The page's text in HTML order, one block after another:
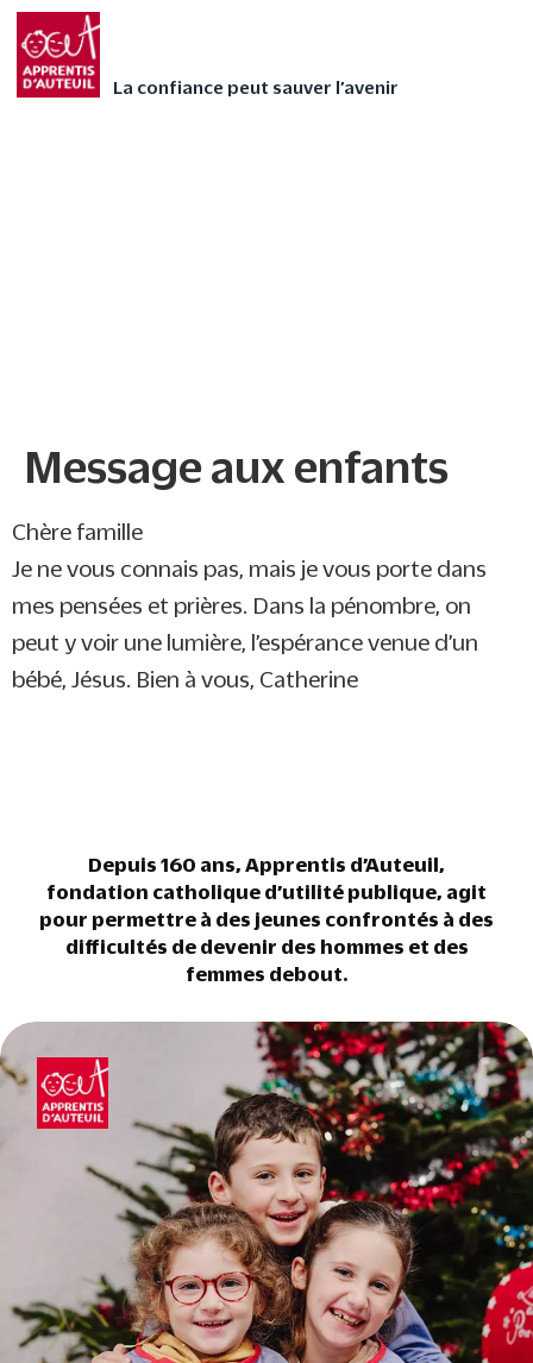
La confiance peut sauver l’avenir
Faites vivre l’Avent
autrement à votre
Message aux enfants
Chère famille
Je ne vous connais pas, mais je vous porte dans
mes pensées et prières. Dans la pénombre, on
peut y voir une lumière, l’espérance venue d’un
bébé, Jésus. Bien à vous, Catherine
Depuis 160 ans, Apprentis d’Auteuil,
fondation catholique d’utilité publique, agit
pour permettre à des jeunes confrontés à des
difficultés de devenir des hommes et des
femmes debout.